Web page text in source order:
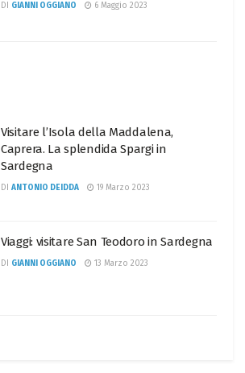
DI GIANNI OGGIANO 6 Maggio 2023
Visitare l’Isola della Maddalena,
Caprera. La splendida Spargi in
Sardegna
DI ANTONIO DEIDDA 19 Marzo 2023
Viaggi: visitare San Teodoro in Sardegna
DI GIANNI OGGIANO 13 Marzo 2023